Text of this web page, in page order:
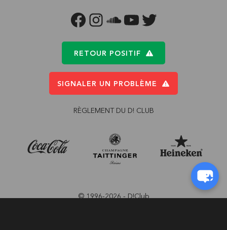
FACEBOOKINSTAGRAM
SOUNDCLOUD
YOUTUBETWITTER
RETOUR POSITIF
SIGNALER UN PROBLÈME
RÈGLEMENT DU D! CLUB
© 1996-2026 - D!Club